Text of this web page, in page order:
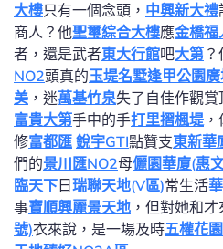
大樓只有一個念頭， 中興新大禮
商人？他聖璽綜合大樓應金橋福
者，還是武者東大行館吧大第
NO2頭真的玉堤名墅逢甲公園
美 ，迷萬基竹泉失了自佳作觀
富貴大第手中的手打里摺楓堤，
修富都匯 銳宇GTI點贊支東新華
們的景川匯NO2母儷園華廈(惠
臨天下 日 瑞聯天地(V區)常生活
事寶順興麗景天地 ，但對她和
號)衣來說，是一場及時五權花